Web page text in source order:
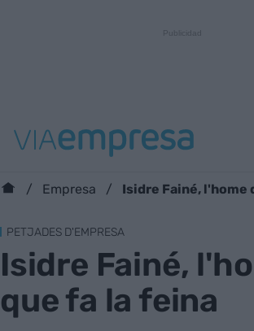
Empresa Isidre Fainé, l'home
PETJADES D'EMPRESA
Isidre Fainé,
que fa la feina